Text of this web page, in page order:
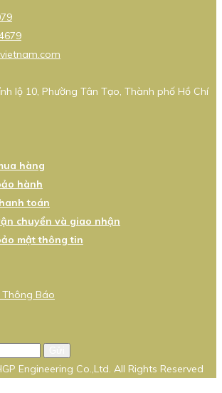
lộ 10, Phường Tân Tạo, Thành phố Hồ Chí
hàng
hành
toán
chuyển và giao nhận
mật thông tin
Engineering Co.,Ltd. All Rights Reserved